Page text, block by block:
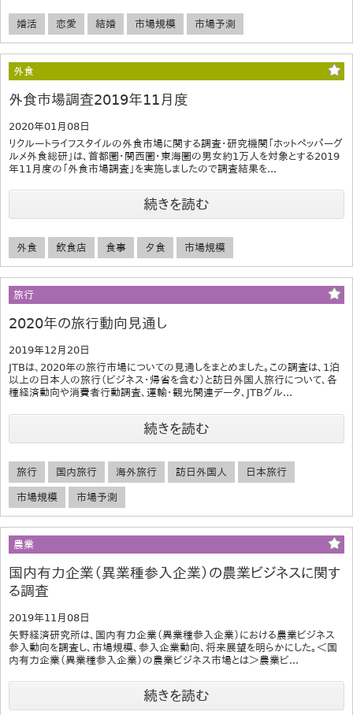
婚活 恋愛 結婚 市場規模 市場予測
外食
外食市場調査2019年11月度
2020年01月08日
リクルートライフスタイルの外食市場に関する調査・研究機関「ホットペッパーグ
ルメ外食総研」は、首都圏・関西圏・東海圏の男女約1万人を対象とする2019
年11月度の「外食市場調査」を実施しましたので調査結果を...
続きを読む
外食 飲食店 食事 夕食 市場規模
旅行
2020年の旅行動向見通し
2019年12月20日
JTBは、2020年の旅行市場についての見通しをまとめました。この調査は、1泊
以上の日本人の旅行（ビジネス･帰省を含む）と訪日外国人旅行について、各
種経済動向や消費者行動調査、運輸・観光関連データ、JTBグル...
続きを読む
旅行 国内旅行 海外旅行 訪日外国人 日本旅行
市場規模 市場予測
農業
国内有力企業（異業種参入企業）の農業ビジネスに関す
る調査
2019年11月08日
矢野経済研究所は、国内有力企業（異業種参入企業）における農業ビジネス
参入動向を調査し、市場規模、参入企業動向、将来展望を明らかにした。＜国
内有力企業（異業種参入企業）の農業ビジネス市場とは＞農業ビ...
続きを読む